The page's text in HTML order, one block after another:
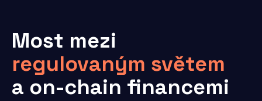
Most mezi
regulovaným světem
a on-chain financemi